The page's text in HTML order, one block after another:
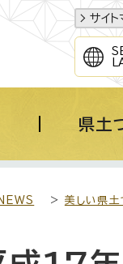
サイト
県土
> 美しい県